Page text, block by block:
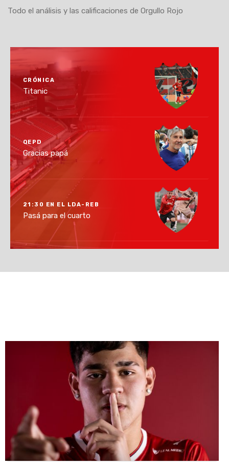
Todo el análisis y las calificaciones de Orgullo Rojo
CRÓNICA
Titanic
QEPD
Gracias papá
21:30 EN EL LDA-REB
Pasá para el cuarto